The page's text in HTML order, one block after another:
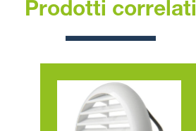
Prodotti correlati